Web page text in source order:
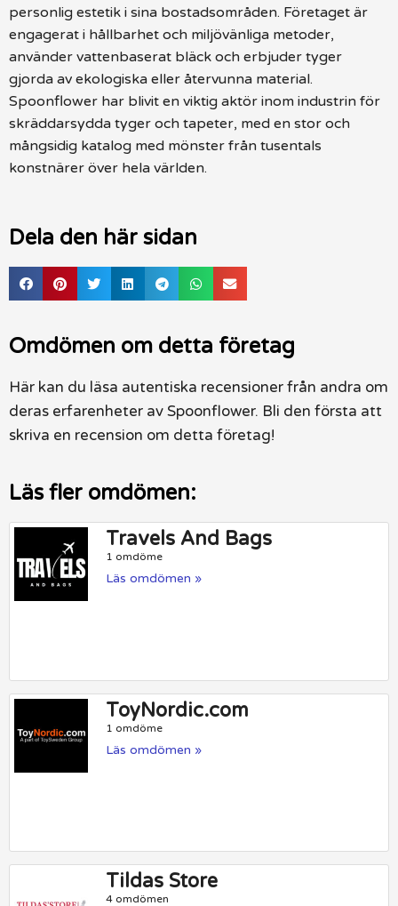
personlig estetik i sina bostadsområden. Företaget är
engagerat i hållbarhet och miljövänliga metoder,
använder vattenbaserat bläck och erbjuder tyger
gjorda av ekologiska eller återvunna material.
Spoonflower har blivit en viktig aktör inom industrin för
skräddarsydda tyger och tapeter, med en stor och
mångsidig katalog med mönster från tusentals
konstnärer över hela världen.
Dela den här sidan
Omdömen om detta företag
Här kan du läsa autentiska recensioner från andra om
deras erfarenheter av Spoonflower. Bli den första att
skriva en recension om detta företag!
Läs fler omdömen:
Travels And Bags
1 omdöme
Läs omdömen »
ToyNordic.com
1 omdöme
Läs omdömen »
Tildas Store
4 omdömen